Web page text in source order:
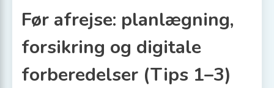
Før afrejse: planlægning,
forsikring og digitale
forberedelser (Tips 1–3)